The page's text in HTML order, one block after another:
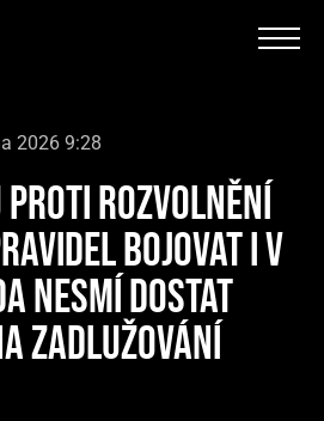
2026 9:28
ROZVOLNĚNÍ
BOJOVAT I V
NESMÍ DOSTAT
ZADLUŽOVÁNÍ